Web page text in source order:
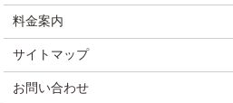
料金案内
サイトマップ
お問い合わせ